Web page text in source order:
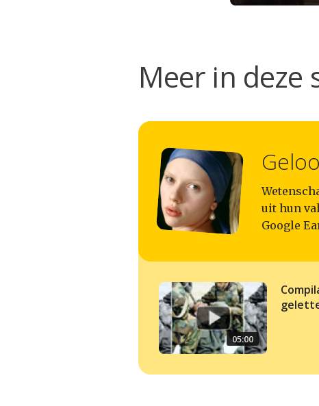
Meer in deze
uit hun
Google
05:00